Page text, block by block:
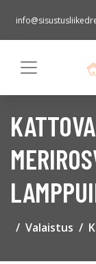
Valaistus